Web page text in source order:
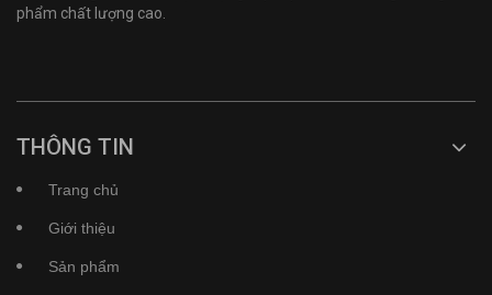
phẩm chất lượng cao.
THÔNG TIN
Trang chủ
Giới thiệu
Sản phẩm